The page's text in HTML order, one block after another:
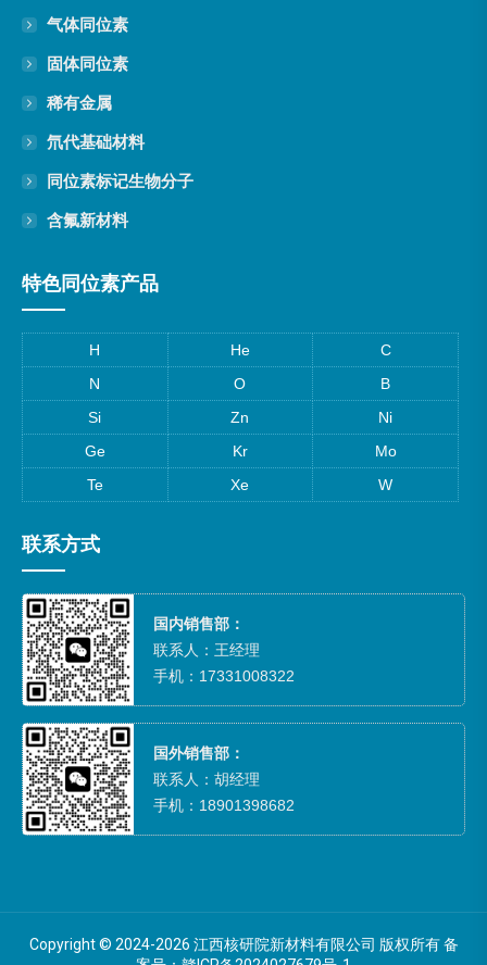
气体同位素
固体同位素
稀有金属
氘代基础材料
同位素标记生物分子
含氟新材料
特色同位素产品
H He
C
N
O
B
Si
Zn
Ni
Ge
Kr
Mo
Te
Xe W
联系方式
国内销售部：
联系人：王经理
手机：17331008322
国外销售部：
联系人：胡经理
手机：18901398682
Copyright © 2024-2026 江西核研院新材料有限公司 版权所有 备